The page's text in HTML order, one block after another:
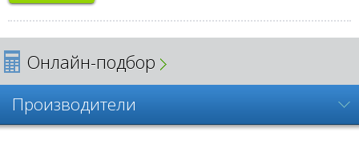
Онлайн-подбор
Производители